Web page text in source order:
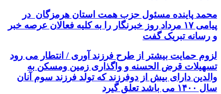
محمد پاینده مسئول حزب همت استان هرمزگان در
پیامی ۱۷ مرداد روز خبرنگار را به کلیه فعالان عرصه خبر
و رسانه تبریک گفت
لزوم حمایت بیشتر از طرح فرزند آوری / انتطار می رود
تسهیلات قرض الحسنه و واگذاری زمین ومسکن به
والدین دارای بیش از دوفرزند که تولد فرزند سوم آنان
سال ۱۴۰۰ می باشد تعلق گیرد